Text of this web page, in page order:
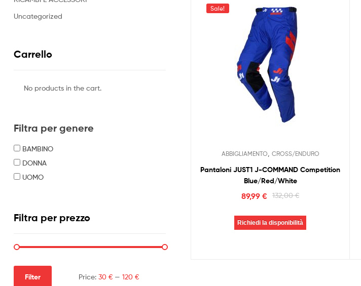
Sale!
ABBIGLIAMENTO CROSS/ENDURO
Pantaloni JUST1 J-COMMAND Competition
Blue/Red/White
132,00€
89,99€
Richiedi la disponibilità
Uncategorized
Carrello
No products in the cart.
Filtra per genere
BAMBINO
DONNA
UOMO
Filtra per prezzo
Filter Price: 30 €— 120 €